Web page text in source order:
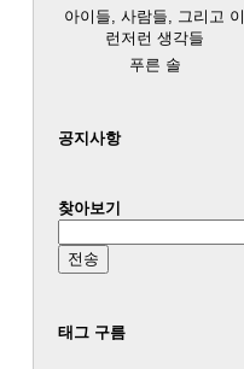
아이들, 사람들, 그리고 이
런저런 생각들
푸른 솔
공지사항
찾아보기
태그 구름